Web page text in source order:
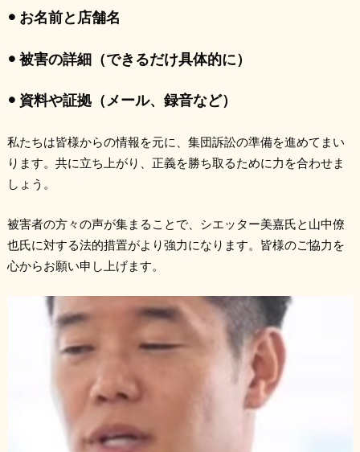
• お名前と店舗名
• 被害の詳細（できるだけ具体的に）
• 資料や証拠（メール、録音など）
私たちは皆様からの情報を元に、集団訴訟の準備を進めてまい
ります。共に立ち上がり、正義を勝ち取るために力を合わせま
しょう。
被害者の方々の声が集まることで、シエッター美嘉氏と山中僚
也氏に対する法的措置がより強力になります。皆様のご協力を
心からお願い申し上げます。